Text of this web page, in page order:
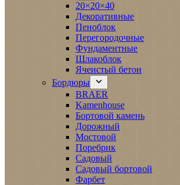
20×20×40
Декоративные
Пеноблок
Перегородочные
Фундаментные
Шлакоблок
Ячеистый бетон
Бордюры
BRAER
Kamenhouse
Бортовой камень
Дорожный
Мостовой
Поребрик
Садовый
Садовый бортовой
Фарбет